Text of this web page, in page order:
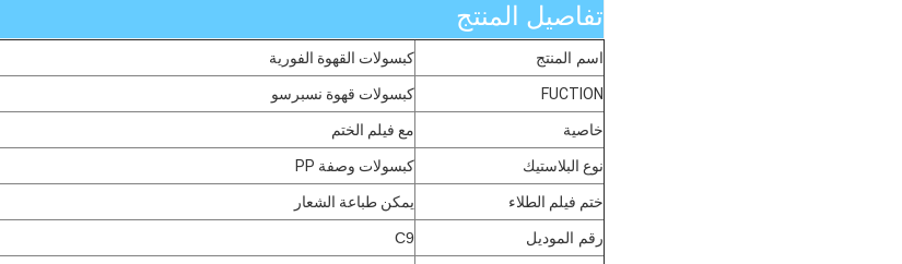
تفاصيل المنتج
اسم المنتج كبسولات القهوة الفورية
FUCTION كبسولات قهوة نسبرسو
خاصية مع فيلم الختم
نوع البلاستيك كبسولات وصفة PP
ختم فيلم الطلاء يمكن طباعة الشعار
رقم الموديل C9